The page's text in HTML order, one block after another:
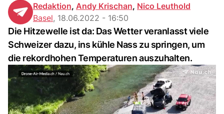
Redaktion, Andy Krischan, Nico Leuthold
Basel, 18.06.2022 - 16:50
Die Hitzewelle ist da: Das Wetter veranlasst viele
Schweizer dazu, ins kühle Nass zu springen, um
die rekordhohen Temperaturen auszuhalten.